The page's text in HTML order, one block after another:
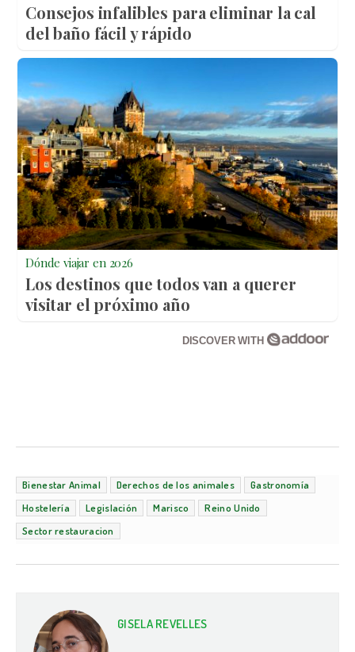
Consejos infalibles para eliminar la cal
del baño fácil y rápido
Dónde viajar en 2026
Los destinos que todos van a querer
visitar el próximo año
DISCOVER WITH
Bienestar Animal Derechos de los animales
Gastronomía
Hostelería
Legislación Marisco
Reino Unido
Sector restauracion
GISELA REVELLES